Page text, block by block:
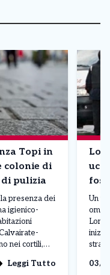
Topi in
colonie di
pulizia
presenza dei
igienico-
nei cortili,
e
Leggi Tutto
Un
03/